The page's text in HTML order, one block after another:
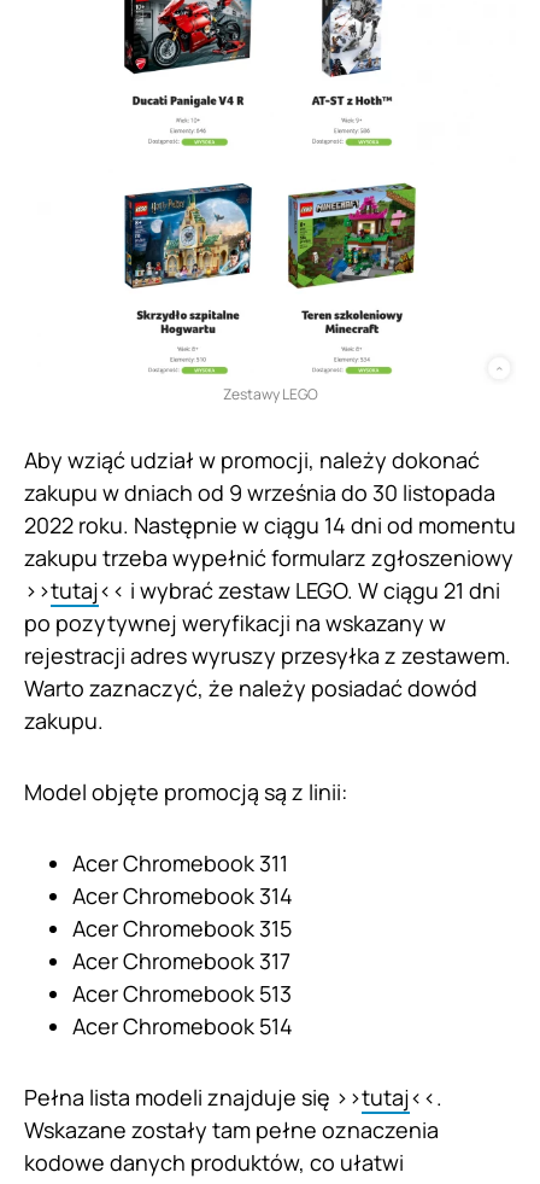
Zestawy LEGO
Aby wziąć udział w promocji, należy dokonać
zakupu w dniach od 9 września do 30 listopada
2022 roku. Następnie w ciągu 14 dni od momentu
zakupu trzeba wypełnić formularz zgłoszeniowy
>>tutaj<< i wybrać zestaw LEGO. W ciągu 21 dni
po pozytywnej weryfikacji na wskazany w
rejestracji adres wyruszy przesyłka z zestawem.
Warto zaznaczyć, że należy posiadać dowód
zakupu.
Model objęte promocją są z linii:
Acer Chromebook 311
Acer Chromebook 314
Acer Chromebook 315
Acer Chromebook 317
Acer Chromebook 513
Acer Chromebook 514
Pełna lista modeli znajduje się >>tutaj<<.
Wskazane zostały tam pełne oznaczenia
kodowe danych produktów, co ułatwi